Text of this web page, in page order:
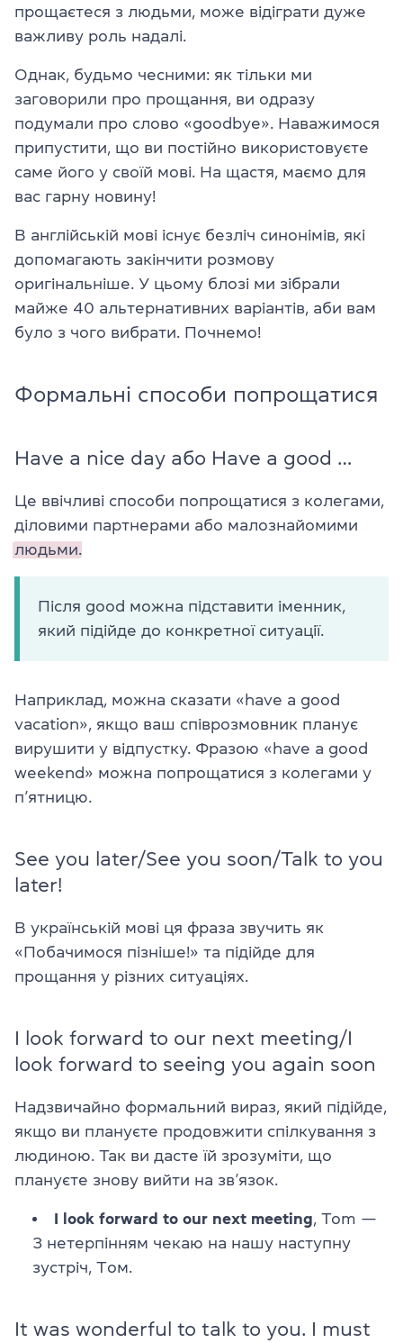
прощаєтеся з людьми, може відіграти дуже
важливу роль надалі.
Однак, будьмо чесними: як тільки ми
заговорили про прощання, ви одразу
подумали про слово «goodbye». Наважимося
припустити, що ви постійно використовуєте
саме його у своїй мові. На щастя, маємо для
вас гарну новину!
В англійській мові існує безліч синонімів, які
допомагають закінчити розмову
оригінальніше. У цьому блозі ми зібрали
майже 40 альтернативних варіантів, аби вам
було з чого вибрати. Почнемо!
Формальні способи попрощатися
Have a nice day або Have a good …
Це ввічливі способи попрощатися з колегами,
діловими партнерами або малознайомими
людьми.
Після good можна підставити іменник,
який підійде до конкретної ситуації.
Наприклад, можна сказати «have a good
vacation», якщо ваш співрозмовник планує
вирушити у відпустку. Фразою «have a good
weekend» можна попрощатися з колегами у
п’ятницю.
See you later/See you soon/Talk to you
later!
В українській мові ця фраза звучить як
«Побачимося пізніше!» та підійде для
прощання у різних ситуаціях.
I look forward to our next meeting/I
look forward to seeing you again soon
Надзвичайно формальний вираз, який підійде,
якщо ви плануєте продовжити спілкування з
людиною. Так ви дасте їй зрозуміти, що
плануєте знову вийти на зв’язок.
I look forward to our next meeting , Tom —
З нетерпінням чекаю на нашу наступну
зустріч, Tом.
It was wonderful to talk to you. I must